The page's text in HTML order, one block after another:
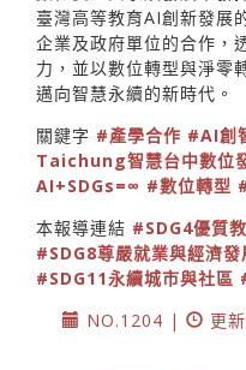
臺灣高等教育AI創新發展
企業及政府單位的合作，
力，並以數位轉型與淨零
邁向智慧永續的新時代。
關鍵字 #產學合作 #AI創
Taichung智慧台中數位
AI+SDGs=∞ #數位轉型
本報導連結 #SDG4優質
#SDG8尊嚴就業與經濟發
#SDG11永續城市與社區
NO.1204 |
更